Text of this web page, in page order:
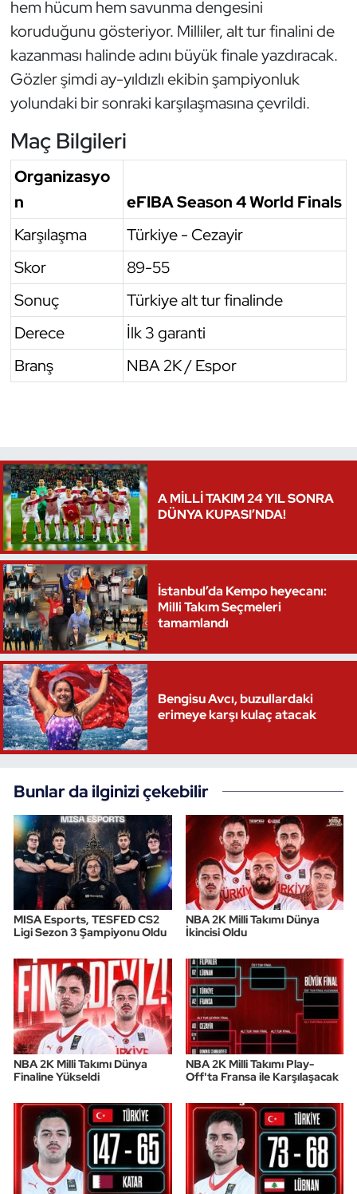
hem hücum hem savunma dengesini
koruduğunu gösteriyor. Milliler, alt tur finalini de
kazanması halinde adını büyük finale yazdıracak.
Gözler şimdi ay-yıldızlı ekibin şampiyonluk
yolundaki bir sonraki karşılaşmasına çevrildi.
Maç Bilgileri
Organizasyo
n
eFIBA Season 4 World Finals
Karşılaşma
Türkiye - Cezayir
Skor
89-55
Sonuç
Türkiye alt tur finalinde
Derece
İlk 3 garanti
Branş
NBA 2K / Espor
A MİLLİ TAKIM 24 YIL SONRA
DÜNYA KUPASI’NDA!
İstanbul’da Kempo heyecanı:
Milli Takım Seçmeleri
tamamlandı
Bengisu Avcı, buzullardaki
erimeye karşı kulaç atacak
Bunlar da ilginizi çekebilir
MISA Esports, TESFED CS2
Ligi Sezon 3 Şampiyonu Oldu
NBA 2K Milli Takımı Dünya
İkincisi Oldu
NBA 2K Milli Takımı Dünya
Finaline Yükseldi
NBA 2K Milli Takımı Play-
Off'ta Fransa ile Karşılaşacak
Triatlon
Voleybol
Vücut Geliştirme Fitness
Wushu Kungfu
Yüzme